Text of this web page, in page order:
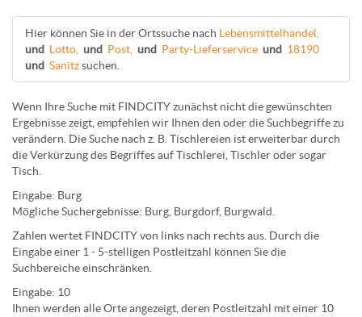
Hier können Sie in der Ortssuche nach Lebensmittelhandel,
und Lotto, und Post, und Party-Lieferservice und 18190
und Sanitzsuchen.
Wenn Ihre Suche mit FINDCITY zunächst nicht die gewünschten
Ergebnisse zeigt, empfehlen wir Ihnen den oder die Suchbegriffe zu
verändern. Die Suche nach z. B. Tischlereien ist erweiterbar durch
die Verkürzung des Begriffes aufTischlerei Tischleroder sogar
Tisch
Eingabe: Burg
Mögliche Suchergebnisse: Burg Burgdorf, Burgwald.
Zahlen wertet FINDCITY von links nach rechts aus. Durch die
Eingabe einer 1 - 5-stelligen Postleitzahl können Sie die
Suchbereiche einschränken.
Eingabe: 10
Ihnen werden alle Orteangezeigt, deren Postleitzahl mit einer 10